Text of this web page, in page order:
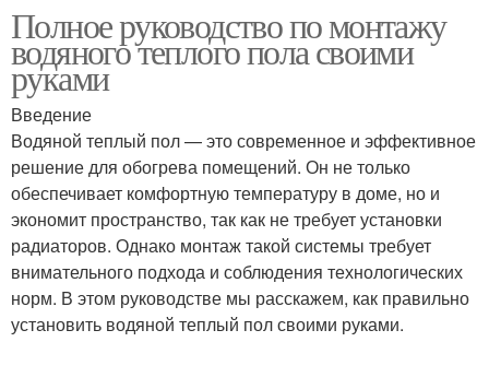
Полное руководство по монтажу
водяного теплого пола своими
руками
Введение
Водяной теплый пол — это современное и эффективное
решение для обогрева помещений. Он не только
обеспечивает комфортную температуру в доме, но и
экономит пространство, так как не требует установки
радиаторов. Однако монтаж такой системы требует
внимательного подхода и соблюдения технологических
норм. В этом руководстве мы расскажем, как правильно
установить водяной теплый пол своими руками.